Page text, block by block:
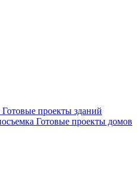
Готовые проекты зданий
Готовые проекты домов